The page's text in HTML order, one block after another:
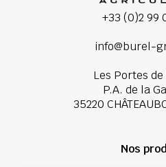
+33 (0)2 99
info@burel-
Les Portes
P.A. de la
35220
Nos